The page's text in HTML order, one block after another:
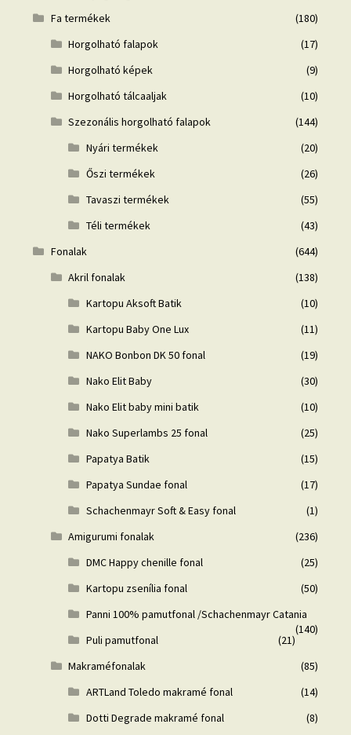
Fa termékek
(180)
Horgolható falapok
(17)
Horgolható képek
(9)
Horgolható tálcaaljak
(10)
Szezonális horgolható falapok
(144)
Nyári termékek
(20)
Őszi termékek
(26)
Tavaszi termékek
(55)
Téli termékek
(43)
Fonalak
(644)
Akril fonalak
(138)
Kartopu Aksoft Batik
(10)
Kartopu Baby One Lux
(11)
NAKO Bonbon DK 50 fonal
(19)
Nako Elit Baby
(30)
Nako Elit baby mini batik
(10)
Nako Superlambs 25 fonal
(25)
Papatya Batik
(15)
Papatya Sundae fonal
(17)
Schachenmayr Soft & Easy fonal
(1)
Amigurumi fonalak
(236)
DMC Happy chenille fonal
(25)
Kartopu zsenília fonal
(50)
Panni 100% pamutfonal /Schachenmayr Catania
(140)
Puli pamutfonal
(21)
Makraméfonalak
(85)
ARTLand Toledo makramé fonal
(14)
Dotti Degrade makramé fonal
(8)